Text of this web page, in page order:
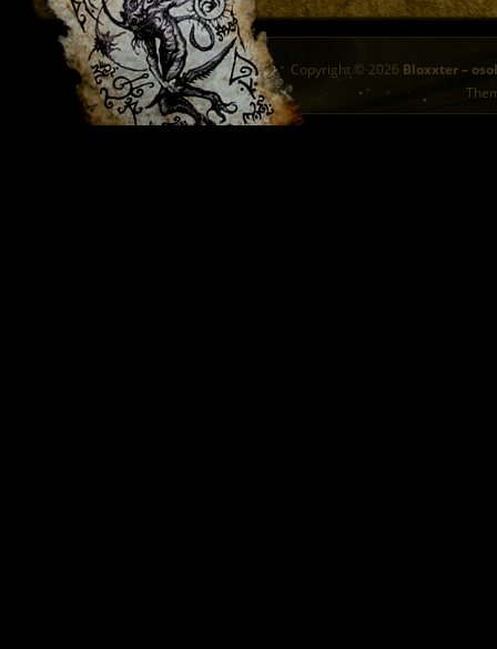
Copyright © 2026 Bloxxter –